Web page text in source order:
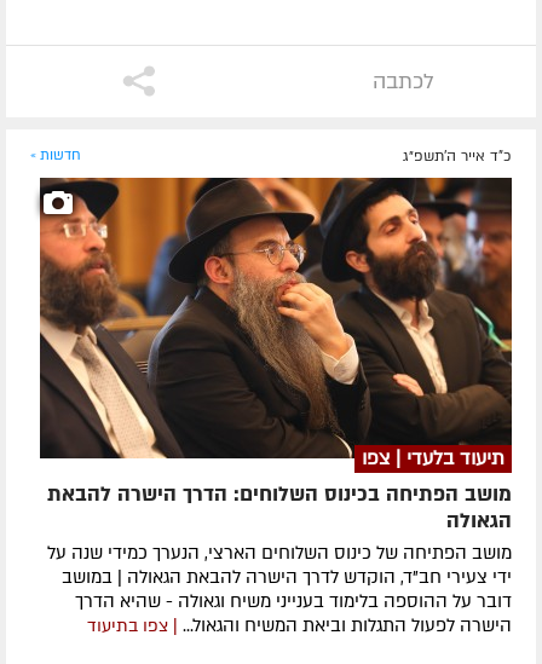
לכתבה
כ"ד אייר ה׳תשפ״ג חדשות »
תיעוד בלעדי | צפו
מושב הפתיחה בכינוס השלוחים: הדרך הישרה להבאת
הגאולה
מושב הפתיחה של כינוס השלוחים הארצי, הנערך כמידי שנה על
ידי צעירי חב"ד, הוקדש לדרך הישרה להבאת הגאולה | במושב
דובר על ההוספה בלימוד בענייני משיח וגאולה - שהיא הדרך
הישרה לפעול התגלות וביאת המשיח והגאול...
| צפו בתיעוד